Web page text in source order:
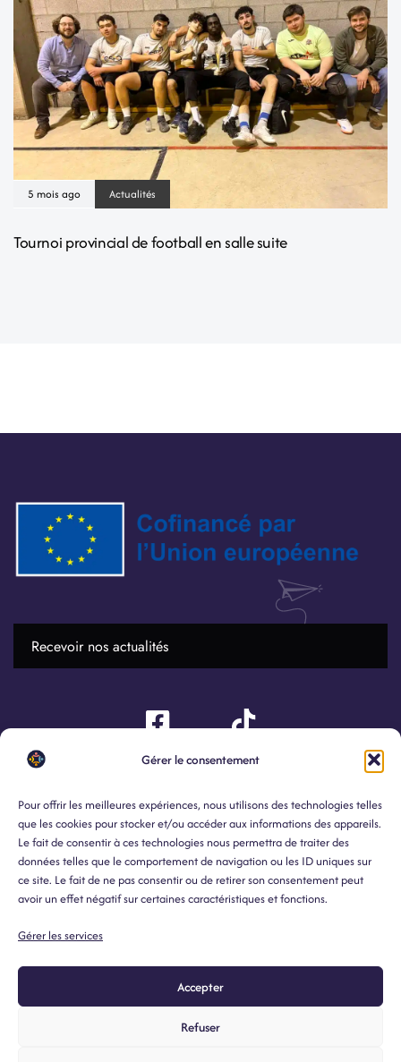
Gérer le consentement
Pour offrir les meilleures expériences, nous utilisons des technologies telles
que les cookies pour stocker et/ou accéder aux informations des appareils.
Le fait de consentir à ces technologies nous permettra de traiter des
données telles que le comportement de navigation ou les ID uniques sur
ce site. Le fait de ne pas consentir ou de retirer son consentement peut
avoir un effet négatif sur certaines caractéristiques et fonctions.
Gérer les services
Accepter
Refuser
5 mois ago Actualités
Tournoi provincial de football en salle suite
LIENS
Vie privée
Personnes de
contact
COLLÈGE
Cabanga
Études
Erasmus
CONTACT
2, rue du Cimetière 4430 Ans
(Liège)
04/224.69.40